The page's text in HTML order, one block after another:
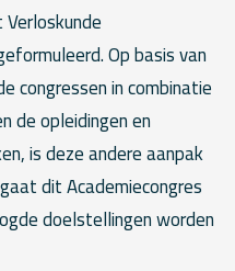
Op basis van
congressen in combinatie
de opleidingen en
is deze andere aanpak
dit Academiecongres
doelstellingen worden